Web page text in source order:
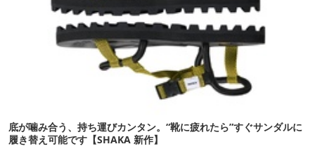
底が噛み合う、持ち運びカンタン。“靴に疲れたら”すぐサンダルに
履き替え可能です【SHAKA 新作】